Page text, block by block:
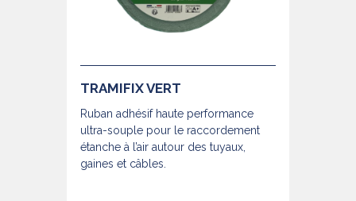
TRAMIFIX VERT
Ruban adhésif haute performance
ultra-souple pour le raccordement
étanche à l’air autour des tuyaux,
gaines et câbles.